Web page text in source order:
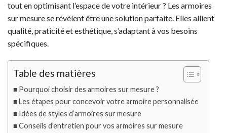
tout en optimisant l’espace de votre intérieur ? Les armoires
sur mesure se révèlent être une solution parfaite. Elles allient
qualité, praticité et esthétique, s’adaptant à vos besoins
spécifiques.
Table des matières
Pourquoi choisir des armoires sur mesure ?
Les étapes pour concevoir votre armoire personnalisée
Idées de styles d’armoires sur mesure
Conseils d’entretien pour vos armoires sur mesure